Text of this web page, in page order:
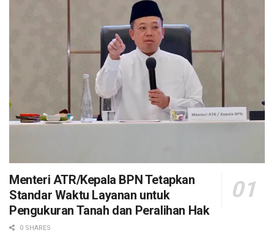
Menteri ATR/Kepala BPN Tetapkan
Standar Waktu Layanan untuk
Pengukuran Tanah dan Peralihan Hak
0 SHARES